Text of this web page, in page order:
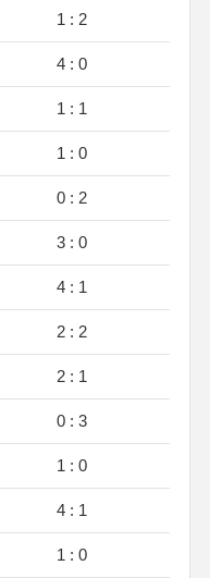
1 : 2
4 : 0
1 : 1
1 : 0
0 : 2
3 : 0
4 : 1
2 : 2
2 : 1
0 : 3
1 : 0
4 : 1
1 : 0